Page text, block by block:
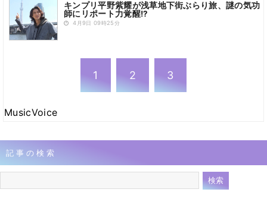
キンプリ平野紫耀が浅草地下街ぶらり旅、謎の気功
師にリポート力覚醒!?
4月9日 09時25分
1 2 3
MusicVoice
記事の検索